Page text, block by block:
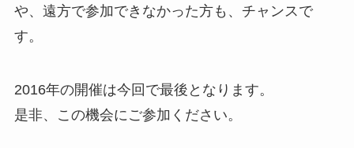
や、遠方で参加できなかった方も、チャンスで
す。
2016年の開催は今回で最後となります。
是非、この機会にご参加ください。